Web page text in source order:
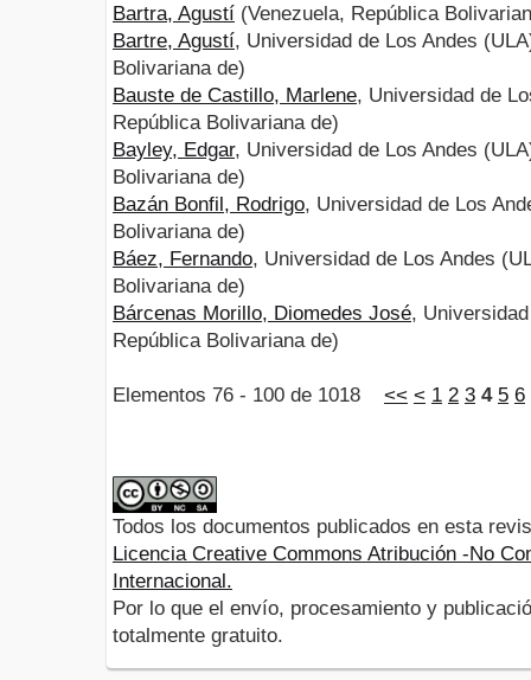
Bartra, Agustí (Venezuela, República
Bartre, Agustí, Universidad de Los Andes
Bolivariana de)
Bauste de Castillo, Marlene, Universidad de
República Bolivariana de)
Bayley, Edgar, Universidad de Los Andes
Bolivariana de)
Bazán Bonfil, Rodrigo, Universidad de Los
Bolivariana de)
Báez, Fernando, Universidad de Los Andes
Bolivariana de)
Bárcenas Morillo, Diomedes José,
República Bolivariana de)
Elementos 76 - 100 de 1018 << < 1 2 3 4 5 6
Todos los documentos publicados en esta
Licencia Creative Commons Atribución -No
Internacional.
Por lo que el envío, procesamiento y
totalmente gratuito.